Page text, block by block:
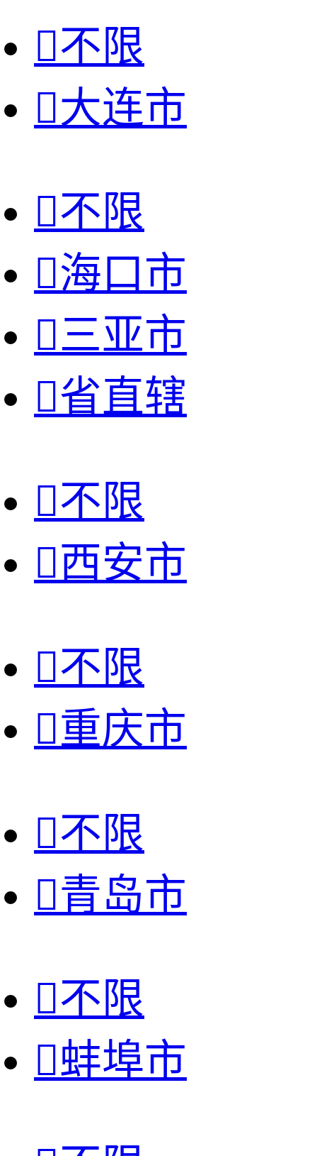
不限
大连市
不限
海口市
三亚市
省直辖
不限
西安市
不限
重庆市
不限
青岛市
不限
蚌埠市